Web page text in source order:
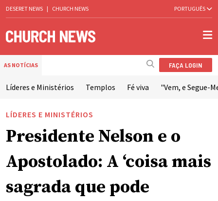
DESERET NEWS | CHURCH NEWS PORTUGUÊS
AS NOTÍCIAS FAÇA LOGIN
Líderes e Ministérios Templos Fé viva "Vem, e Segue-
LÍDERES E MINISTÉRIOS
Presidente Nelson e o
Apostolado: A ‘coisa mais
sagrada que pode